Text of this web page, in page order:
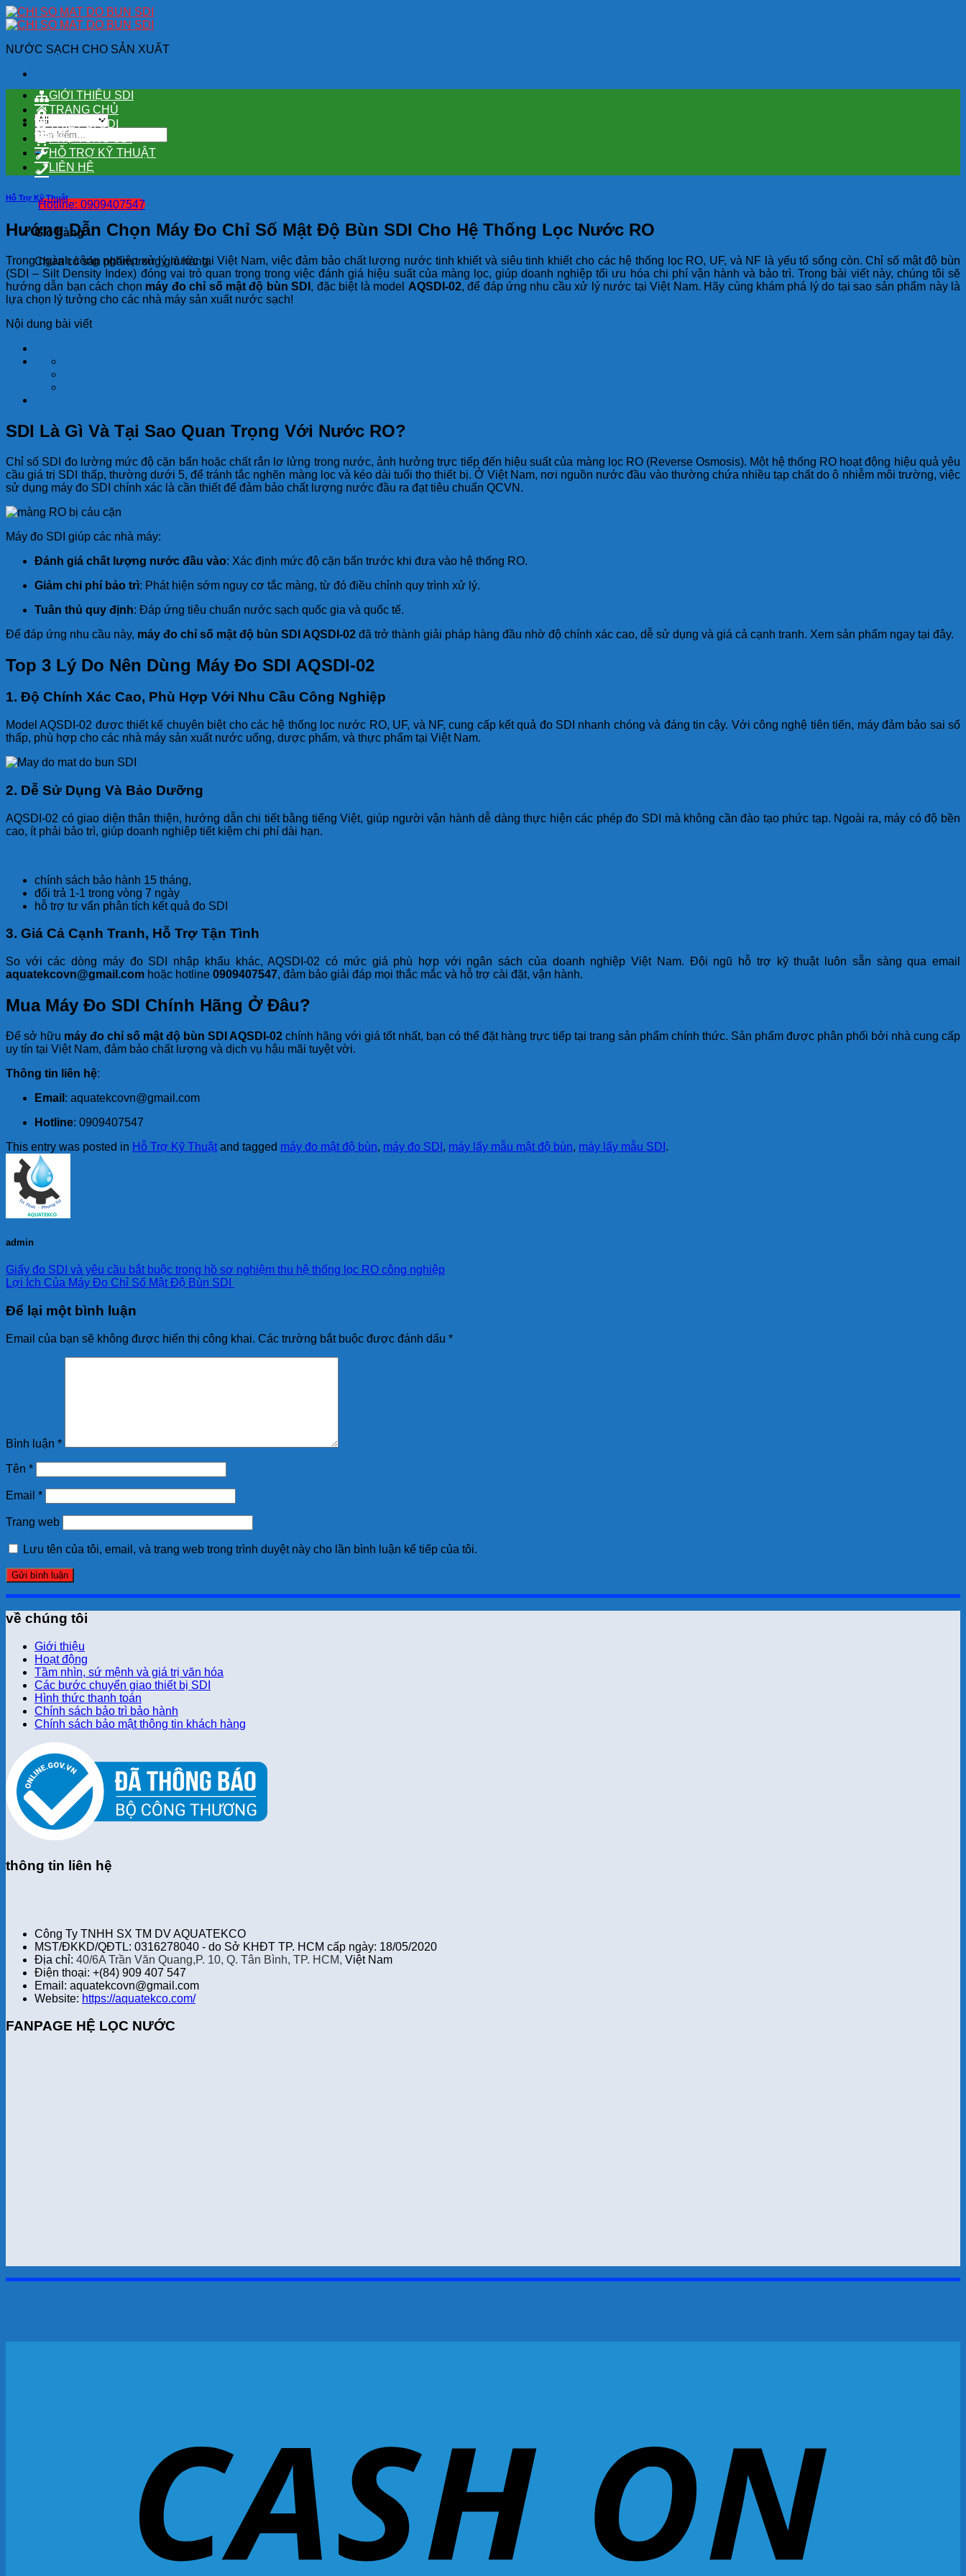
Skip
to
NƯỚC SẠCH CHO SẢN XUẤT
Tìm
kiếm:
Hotline: 0909407547
Giỏ hàng
Chưa có sản phẩm trong giỏ hàng.
GIỚI THIỆU SDI
TRANG CHỦ
THIẾT BỊ SDI
PHỤ TÙNG SDI
HỖ TRỢ KỸ THUẬT
LIÊN HỆ
Hỗ Trợ Kỹ Thuật
Hướng Dẫn Chọn Máy Đo Chỉ Số Mật Độ Bùn SDI Cho Hệ Thống Lọc Nước RO
Trong ngành công nghiệp xử lý nước tại Việt Nam, việc đảm bảo chất lượng nước tinh khiết và siêu tinh khiết cho các hệ thống lọc RO, UF, và NF là yếu tố sống còn. Chỉ số mật độ bùn
(SDI – Silt Density Index) đóng vai trò quan trọng trong việc đánh giá hiệu suất của màng lọc, giúp doanh nghiệp tối ưu hóa chi phí vận hành và bảo trì. Trong bài viết này, chúng tôi sẽ
hướng dẫn bạn cách chọn máy đo chỉ số mật độ bùn SDI , đặc biệt là model AQSDI-02, để đáp ứng nhu cầu xử lý nước tại Việt Nam. Hãy cùng khám phá lý do tại sao sản phẩm này là
lựa chọn lý tưởng cho các nhà máy sản xuất nước sạch!
Nội dung bài viết
SDI Là Gì Và Tại Sao Quan Trọng Với Nước RO?
Chỉ số SDI đo lường mức độ cặn bẩn hoặc chất rắn lơ lửng trong nước, ảnh hưởng trực tiếp đến hiệu suất của màng lọc RO (Reverse Osmosis). Một hệ thống RO hoạt động hiệu quả yêu
cầu giá trị SDI thấp, thường dưới 5, để tránh tắc nghẽn màng lọc và kéo dài tuổi thọ thiết bị. Ở Việt Nam, nơi nguồn nước đầu vào thường chứa nhiều tạp chất do ô nhiễm môi trường, việc
sử dụng máy đo SDI chính xác là cần thiết để đảm bảo chất lượng nước đầu ra đạt tiêu chuẩn QCVN.
Máy đo SDI giúp các nhà máy:
Đánh giá chất lượng nước đầu vào: Xác định mức độ cặn bẩn trước khi đưa vào hệ thống RO.
Giảm chi phí bảo trì: Phát hiện sớm nguy cơ tắc màng, từ đó điều chỉnh quy trình xử lý.
Tuân thủ quy định: Đáp ứng tiêu chuẩn nước sạch quốc gia và quốc tế.
Để đáp ứng nhu cầu này, máy đo chỉ số mật độ bùn SDI AQSDI-02 đã trở thành giải pháp hàng đầu nhờ độ chính xác cao, dễ sử dụng và giá cả cạnh tranh. Xem sản phẩm ngay tại đây.
Top 3 Lý Do Nên Dùng Máy Đo SDI AQSDI-02
1. Độ Chính Xác Cao, Phù Hợp Với Nhu Cầu Công Nghiệp
Model AQSDI-02 được thiết kế chuyên biệt cho các hệ thống lọc nước RO, UF, và NF, cung cấp kết quả đo SDI nhanh chóng và đáng tin cậy. Với công nghệ tiên tiến, máy đảm bảo sai số
thấp, phù hợp cho các nhà máy sản xuất nước uống, dược phẩm, và thực phẩm tại Việt Nam.
2. Dễ Sử Dụng Và Bảo Dưỡng
AQSDI-02 có giao diện thân thiện, hướng dẫn chi tiết bằng tiếng Việt, giúp người vận hành dễ dàng thực hiện các phép đo SDI mà không cần đào tạo phức tạp. Ngoài ra, máy có độ bền
cao, ít phải bảo trì, giúp doanh nghiệp tiết kiệm chi phí dài hạn.
chính sách bảo hành 15 tháng,
đổi trả 1-1 trong vòng 7 ngày
hỗ trợ tư vấn phân tích kết quả đo SDI
3. Giá Cả Cạnh Tranh, Hỗ Trợ Tận Tình
So với các dòng máy đo SDI nhập khẩu khác, AQSDI-02 có mức giá phù hợp với ngân sách của doanh nghiệp Việt Nam. Đội ngũ hỗ trợ kỹ thuật luôn sẵn sàng qua email
aquatekcovn@gmail.com hoặc hotline 0909407547, đảm bảo giải đáp mọi thắc mắc và hỗ trợ cài đặt, vận hành.
Mua Máy Đo SDI Chính Hãng Ở Đâu?
Để sở hữu máy đo chỉ số mật độ bùn SDI AQSDI-02 chính hãng với giá tốt nhất, bạn có thể đặt hàng trực tiếp tại trang sản phẩm chính thức. Sản phẩm được phân phối bởi nhà cung cấp
uy tín tại Việt Nam, đảm bảo chất lượng và dịch vụ hậu mãi tuyệt vời.
Thông tin liên hệ:
Email : aquatekcovn@gmail.com
Hotline: 0909407547
This entry was posted in Hỗ Trợ Kỹ Thuật and tagged máy đo mật độ bùn, máy đo SDI , máy lấy mẫu mật độ bùn, máy lấy mẫu SDI .
admin
Giấy đo SDI và yêu cầu bắt buộc trong hồ sơ nghiệm thu hệ thống lọc RO công nghiệp
Lợi Ích Của Máy Đo Chỉ Số Mật Độ Bùn SDI
Để lại một bình luận
Email của bạn sẽ không được hiển thị công khai. Các trường bắt buộc được đánh dấu *
Bình luận *
Tên *
Email *
Trang web
Lưu tên của tôi, email, và trang web trong trình duyệt này cho lần bình luận kế tiếp của tôi.
về chúng tôi
Giới thiệu
Hoạt động
Tầm nhìn, sứ mệnh và giá trị văn hóa
Các bước chuyển giao thiết bị SDI
Hình thức thanh toán
Chính sách bảo trì bảo hành
Chính sách bảo mật thông tin khách hàng
thông tin liên hệ
Công Ty TNHH SX TM DV AQUATEKCO
MST/ĐKKD/QĐTL: 0316278040 - do Sở KHĐT TP. HCM cấp ngày: 18/05/2020
Địa chỉ: 40/6A Trần Văn Quang,P. 10, Q. Tân Bình, TP. HCM, Việt Nam
Điện thoại: +(84) 909 407 547
Email: aquatekcovn@gmail.com
Website: https://aquatekco.com/
FANPAGE HỆ LỌC NƯỚC